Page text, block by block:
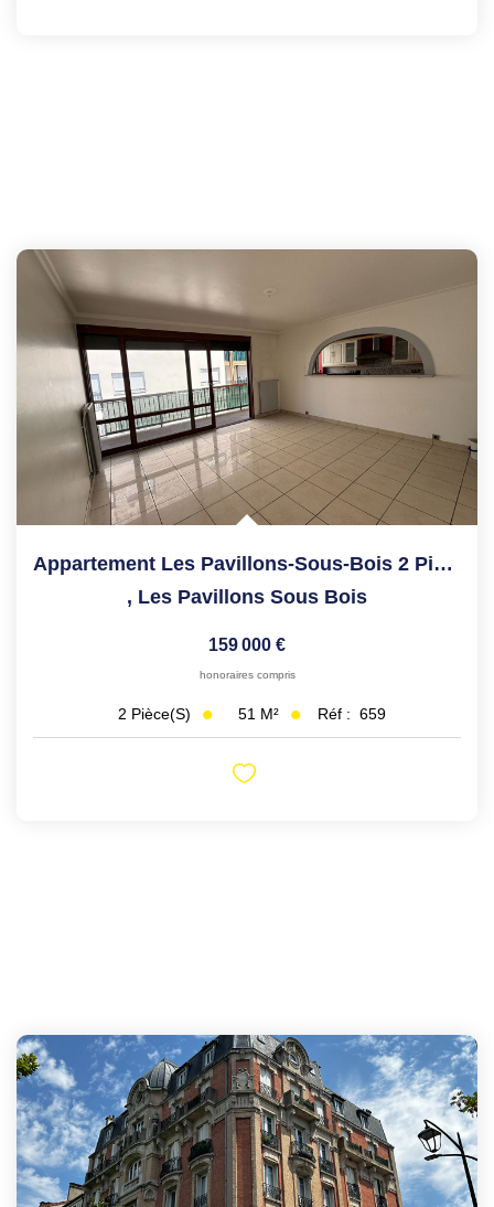
Appartement Les Pavillons-Sous-Bois 2 Pièce(s) 50.87 M2
, Les Pavillons Sous Bois
159 000 €
honoraires compris
2 Pièce(s) 51 M² Réf : 659